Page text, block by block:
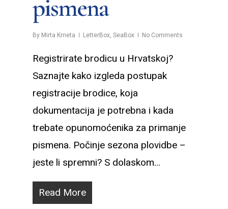
pismena
By Mirta Krneta LetterBox, SeaBox No Comments
Registrirate brodicu u Hrvatskoj?
Saznajte kako izgleda postupak
registracije brodice, koja
dokumentacija je potrebna i kada
trebate opunomoćenika za primanje
pismena. Počinje sezona plovidbe –
jeste li spremni? S dolaskom…
Read More